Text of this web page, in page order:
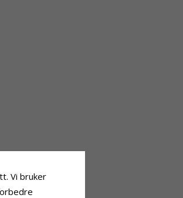
Vi bruker